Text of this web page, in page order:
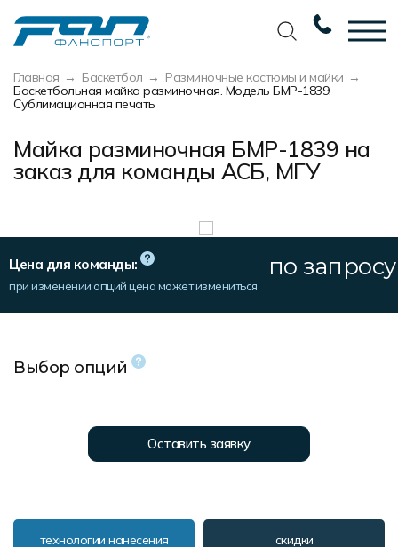
Главная Баскетбол
Разминочные костюмы и майки
Баскетбольная майка разминочная. Модель БМР-1839.
Сублимационная печать
Майка разминочная БМР-1839 на
заказ для команды АСБ, МГУ
Цена для команды:
при изменении опций цена может измениться
по запросу
Выбор опций
Оставить заявку
технологии нанесения скидки
Вернуться назад
Баскетбол
Беговая форма
Мерч и сувенирка
Вернуться назад
Наши награды
Галерея работ
Вакансии
Вернуться назад
Услуги по пошиву
Экипировка профессиональных
Изготовление мерча
Пошив формы для курьеров
Вернуться назад
Требования к макету
Виды тканей
Маркировка и упаковка изделий
Пользовательское соглашение